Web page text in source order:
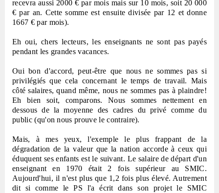
recevra aussi 2000 € par mois mais sur 10 mois, soit 20 000
€ par an. Cette somme est ensuite divisée par 12 et donne
1667 € par mois).
Eh oui, chers lecteurs, les enseignants ne sont pas payés
pendant les grandes vacances.
Oui bon d'accord, peut-être que nous ne sommes pas si
privilégiés que cela concernant le temps de travail. Mais
côté salaires, quand même, nous ne sommes pas à plaindre!
Eh bien soit, comparons. Nous sommes nettement en
dessous de la moyenne des cadres du privé comme du
public (qu'on nous prouve le contraire).
Mais, à mes yeux, l'exemple le plus frappant de la
dégradation de la valeur que la nation accorde à ceux qui
éduquent ses enfants est le suivant. Le salaire de départ d'un
enseignant en 1970 était 2 fois supérieur au SMIC.
Aujourd'hui, il n'est plus que 1,2 fois plus élevé. Autrement
dit si comme le PS l'a écrit dans son projet le SMIC